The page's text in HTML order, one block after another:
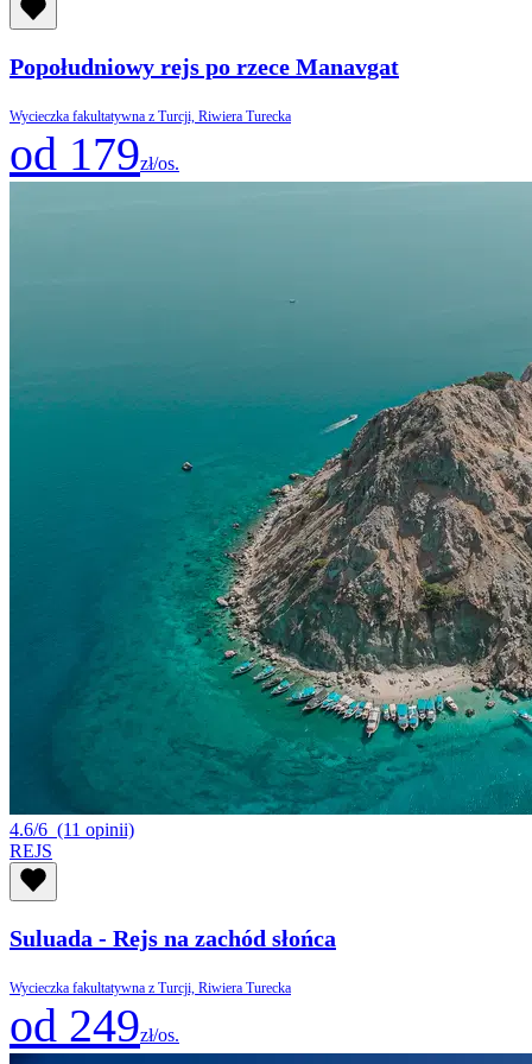
Popołudniowy rejs po rzece Manavgat
Wycieczka fakultatywna z Turcji, Riwiera Turecka
od 179zł/os.
4.6/6 (11 opinii)
REJS
Suluada - Rejs na zachód słońca
Wycieczka fakultatywna z Turcji, Riwiera Turecka
od 249zł/os.